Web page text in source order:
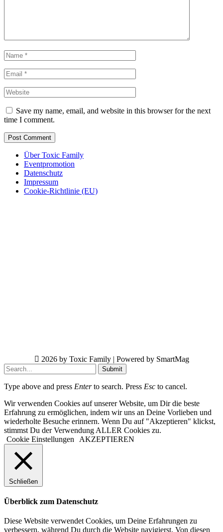
Save my name, email, and website in this browser for the next
time I comment.
Über Toxic Family
Eventpromotion
Datenschutz
Impressum
Cookie-Richtlinie (EU)
2026 by Toxic Family | Powered by SmartMag
Submit
Type above and press Enterto search. Press Esc to cancel.
Wir verwenden Cookies auf unserer Website, um Dir die beste
Erfahrung zu ermöglichen, indem wir uns an Deine Vorlieben und
wiederholte Besuche erinnern. Wenn Du auf "Akzeptieren" klickst,
stimmst Du der Verwendung ALLER Cookies zu.
Cookie Einstellungen
AKZEPTIEREN
Schließen
Überblick zum Datenschutz
Diese Website verwendet Cookies, um Deine Erfahrungen zu
verbessern, während Du durch die Website navigierst. Von diesen